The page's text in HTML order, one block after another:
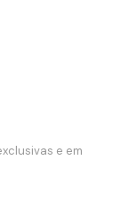
e em